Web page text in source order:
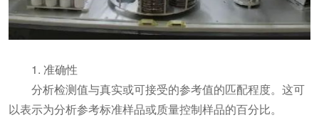
1. 准确性
分析检测值与真实或可接受的参考值的匹配程度。这可
以表示为分析参考标准样品或质量控制样品的百分比。